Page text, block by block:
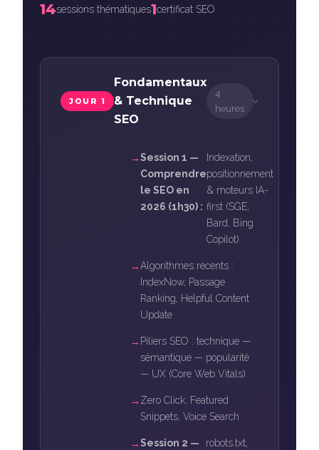
14sessions thématiques1certificat SEO
JOUR 1
Fondamentaux
& Technique
SEO
4
heures
›
Session 1 —
Comprendre
le SEO en
2026 (1h30) :
Indexation,
positionnement
& moteurs IA-
first (SGE,
Bard, Bing
Copilot)
Algorithmes récents :
IndexNow, Passage
Ranking, Helpful Content
Update
Piliers SEO : technique —
sémantique — popularité
— UX (Core Web Vitals)
Zero Click, Featured
Snippets, Voice Search
Session 2 —
robots.txt,